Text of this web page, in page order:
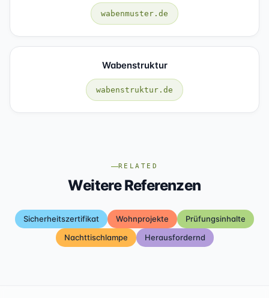
wabenmuster.de
Wabenstruktur
wabenstruktur.de
RELATED
Weitere Referenzen
Sicherheitszertifikat Wohnprojekte
Prüfungsinhalte
Nachttischlampe
Herausfordernd